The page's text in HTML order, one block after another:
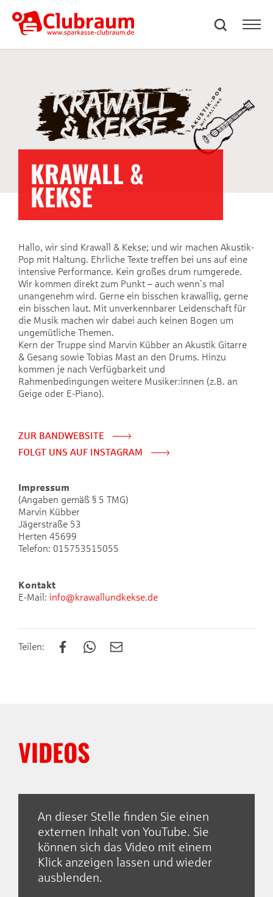
KRAWALL &
KEKSE
Hallo, wir sind Krawall & Kekse; und wir machen Akustik-
Pop mit Haltung. Ehrliche Texte treffen bei uns auf eine
intensive Performance. Kein großes drum rumgerede.
Wir kommen direkt zum Punkt – auch wenn's mal
unangenehm wird. Gerne ein bisschen krawallig, gerne
ein bisschen laut. Mit unverkennbarer Leidenschaft für
die Musik machen wir dabei auch keinen Bogen um
ungemütliche Themen.
Kern der Truppe sind Marvin Kübber an Akustik Gitarre
& Gesang sowie Tobias Mast an den Drums. Hinzu
kommen je nach Verfügbarkeit und
Rahmenbedingungen weitere Musiker:innen (z.B. an
Geige oder E-Piano).
ZUR BANDWEBSITE
FOLGT UNS AUF INSTAGRAM
Impressum
(Angaben gemäß § 5 TMG)
Marvin Kübber
Jägerstraße 53
Herten 45699
Telefon: 015753515055
Kontakt
E-Mail: info@krawallundkekse.de
Teilen:
VIDEOS
Empfohlener externer
An dieser Stelle finden Sie einen
externen Inhalt von YouTube. Sie
können sich das Video mit einem
Klick anzeigen lassen und wieder
ausblenden.
Krawall & Kekse